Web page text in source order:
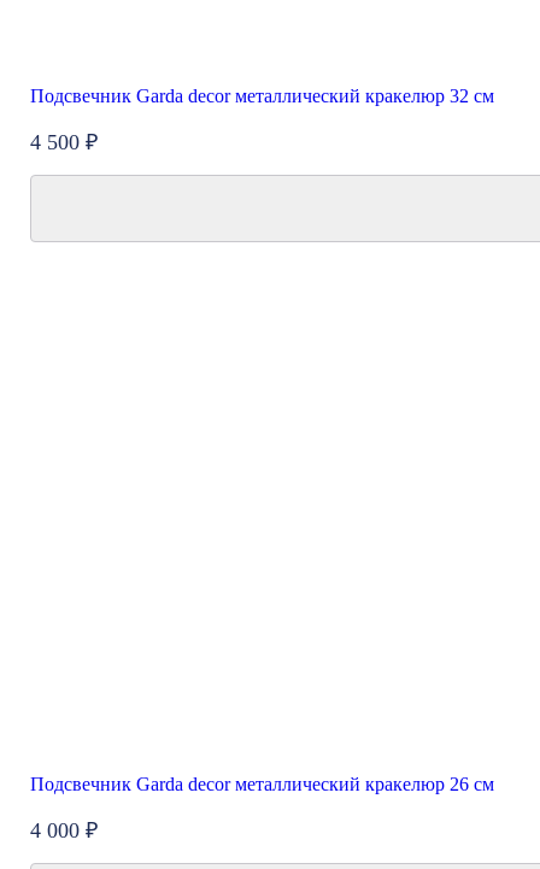
Подсвечник Garda decor металлический кракелюр 32 см
4 500 ₽
Подсвечник Garda decor металлический кракелюр 26 см
4 000 ₽